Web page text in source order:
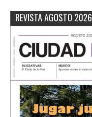
REVISTA AGOSTO 2026